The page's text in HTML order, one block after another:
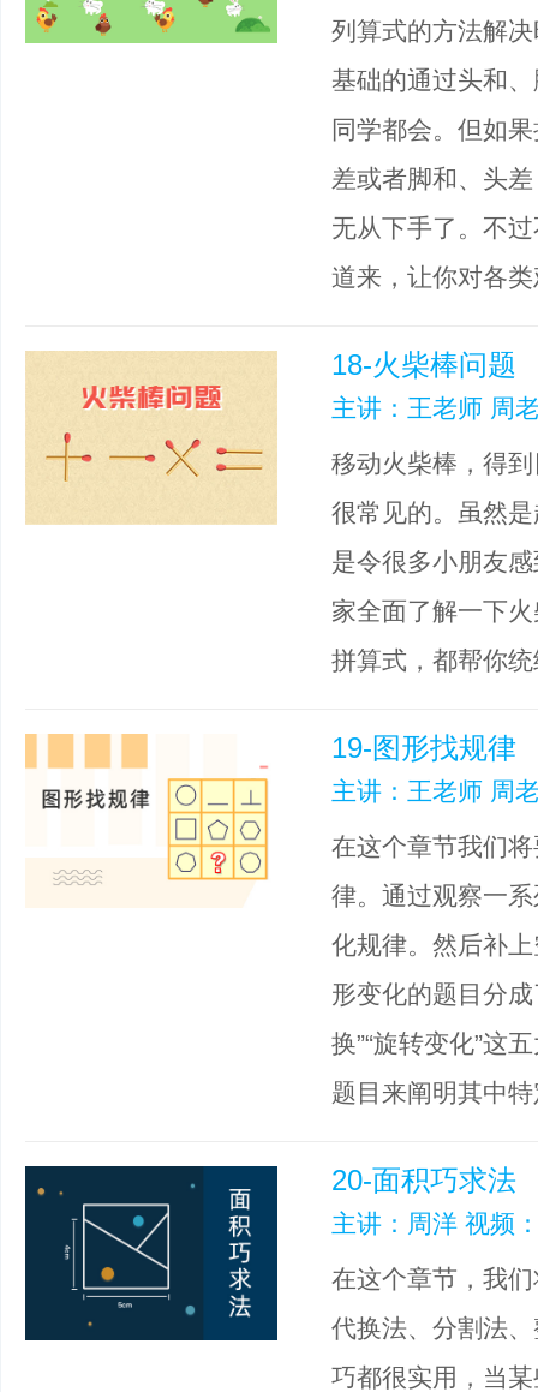
列算式的方法解
基础的通过头和
同学都会。但如
差或者脚和、头
无从下手了。不
道来，让你对各
18-火柴棒问题
主讲：王老师 周
移动火柴棒，得
很常见的。虽然
是令很多小朋友
家全面了解一下
拼算式，都帮你
19-图形找规律
主讲：王老师 周
在这个章节我们
律。通过观察一
化规律。然后补
形变化的题目分成
换”“旋转变化”这
题目来阐明其中
20-面积巧求法
主讲：周洋 视频
在这个章节，我
代换法、分割法
巧都很实用，当